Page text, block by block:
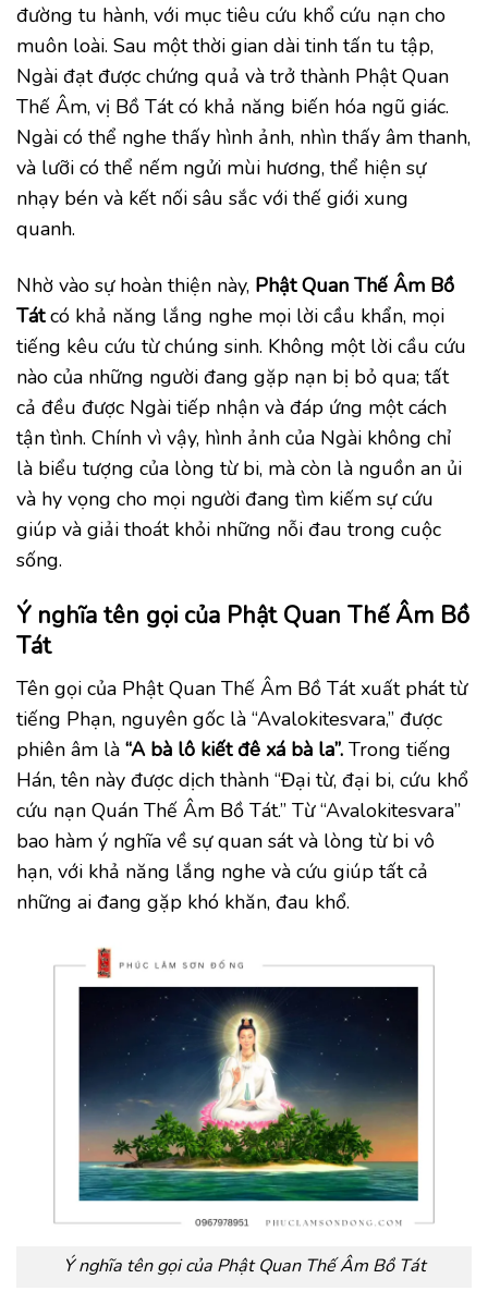
đường tu hành, với mục tiêu cứu khổ cứu nạn cho
muôn loài. Sau một thời gian dài tinh tấn tu tập,
Ngài đạt được chứng quả và trở thành Phật Quan
Thế Âm, vị Bồ Tát có khả năng biến hóa ngũ giác.
Ngài có thể nghe thấy hình ảnh, nhìn thấy âm thanh,
và lưỡi có thể nếm ngửi mùi hương, thể hiện sự
nhạy bén và kết nối sâu sắc với thế giới xung
quanh.
Nhờ vào sự hoàn thiện này, Phật Quan Thế Âm Bồ
Tátcó khả năng lắng nghe mọi lời cầu khẩn, mọi
tiếng kêu cứu từ chúng sinh. Không một lời cầu cứu
nào của những người đang gặp nạn bị bỏ qua; tất
cả đều được Ngài tiếp nhận và đáp ứng một cách
tận tình. Chính vì vậy, hình ảnh của Ngài không chỉ
là biểu tượng của lòng từ bi, mà còn là nguồn an ủi
và hy vọng cho mọi người đang tìm kiếm sự cứu
giúp và giải thoát khỏi những nỗi đau trong cuộc
sống.
Ý nghĩa tên gọi của Phật Quan Thế Âm Bồ
Tát
Tên gọi của Phật Quan Thế Âm Bồ Tát xuất phát từ
tiếng Phạn, nguyên gốc là “Avalokitesvara,” được
phiên âm là “A bà lô kiết đê xá bà la”. Trong tiếng
Hán, tên này được dịch thành “Đại từ, đại bi, cứu khổ
cứu nạn Quán Thế Âm Bồ Tát.” Từ “Avalokitesvara”
bao hàm ý nghĩa về sự quan sát và lòng từ bi vô
hạn, với khả năng lắng nghe và cứu giúp tất cả
những ai đang gặp khó khăn, đau khổ.
Ý nghĩa tên gọi của Phật Quan Thế Âm Bồ Tát